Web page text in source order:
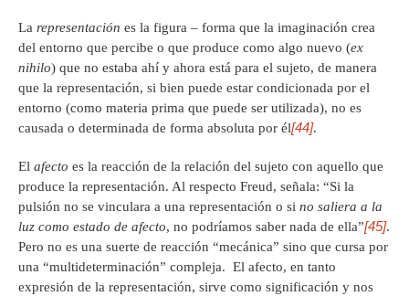
La representación es la figura – forma que la imaginación crea
del entorno que percibe o que produce como algo nuevo (ex
nihilo) que no estaba ahí y ahora está para el sujeto, de manera
que la representación, si bien puede estar condicionada por el
entorno (como materia prima que puede ser utilizada), no es
causada o determinada de forma absoluta por él[44].
El afecto es la reacción de la relación del sujeto con aquello que
produce la representación. Al respecto Freud, señala: “Si la
pulsión no se vinculara a una representación o si no saliera a la
luz como estado de afecto, no podríamos saber nada de ella”[45].
Pero no es una suerte de reacción “mecánica” sino que cursa por
una “multideterminación” compleja. El afecto, en tanto
expresión de la representación, sirve como significación y nos